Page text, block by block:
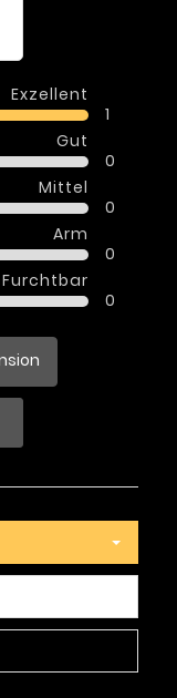
Exzellent
1
Gut
0
Mittel
0
Arm
0
Furchtbar
0